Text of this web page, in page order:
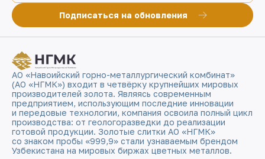
Подписаться на обновления
АО «Навоийский горно-металлургический комбинат»
(АО «НГМК») входит в четвёрку крупнейших мировых
производителей золота. Являясь современным
предприятием, использующим последние инновации
и передовые технологии, компания освоила полный цикл
производства: от геологоразведки до реализации
готовой продукции. Золотые слитки АО «НГМК»
со знаком пробы «999,9» стали узнаваемым брендом
Узбекистана на мировых биржах цветных металлов.